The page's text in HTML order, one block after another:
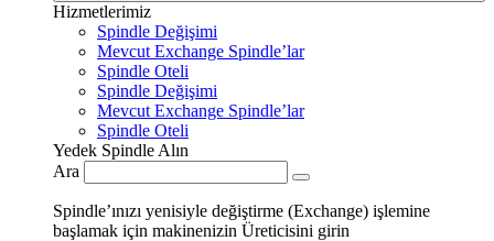
Hizmetlerimiz
Spindle Değişimi
Mevcut Exchange Spindle’lar
Spindle Oteli
Spindle Değişimi
Mevcut Exchange Spindle’lar
Spindle Oteli
Yedek Spindle Alın
Ara
Spindle’ınızı yenisiyle değiştirme (Exchange) işlemine
başlamak için makinenizin Üreticisini girin